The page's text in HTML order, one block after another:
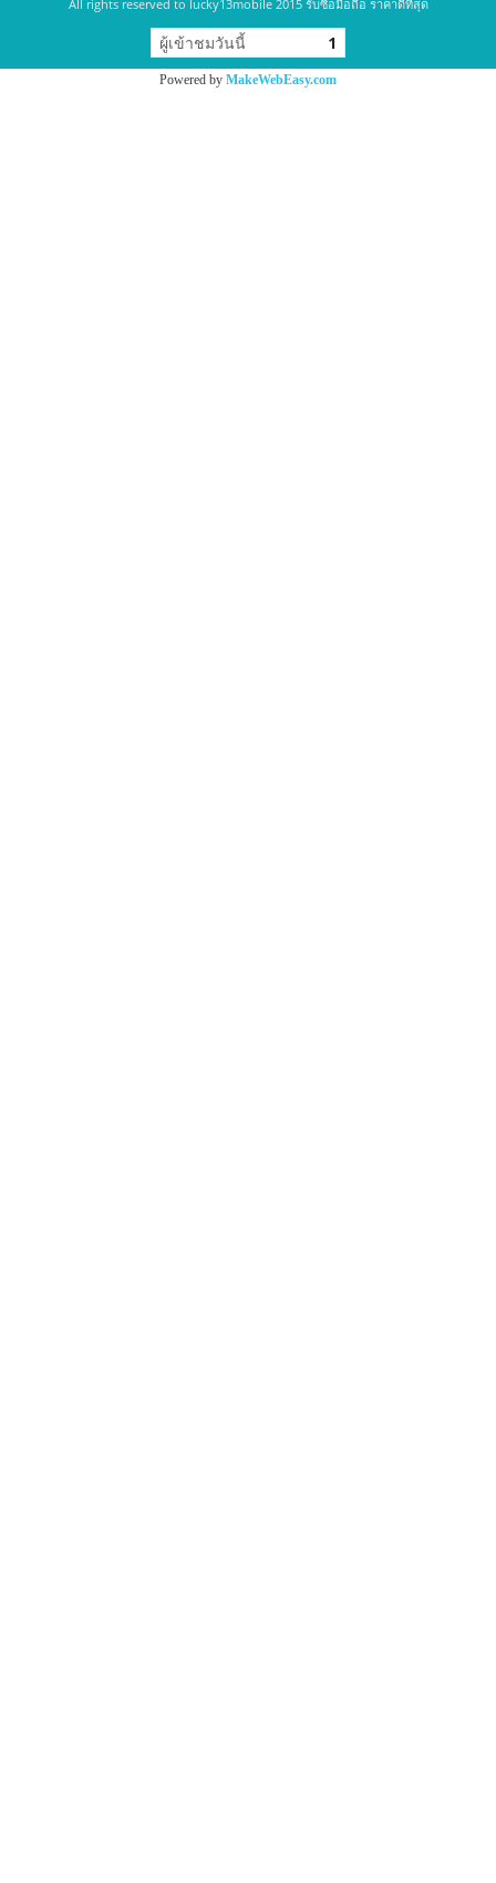
All rights reserved to lucky13mobile 2015 รับซื้อมือถือ ราคาดีที่สุด
ผู้เข้าชมวันนี้ 1
Powered by MakeWebEasy.com